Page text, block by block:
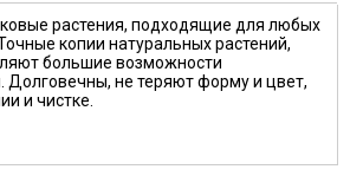
растения, подходящие для любых
копии натуральных растений,
большие возможности
Долговечны, не теряют форму и цвет,
и чистке.